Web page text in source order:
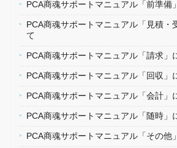
PCA商魂サポートマニュアル「前準備
PCA商魂サポートマニュアル「見積・
て
PCA商魂サポートマニュアル「請求」
PCA商魂サポートマニュアル「回収」
PCA商魂サポートマニュアル「会計」
PCA商魂サポートマニュアル「随時」
PCA商魂サポートマニュアル「その他